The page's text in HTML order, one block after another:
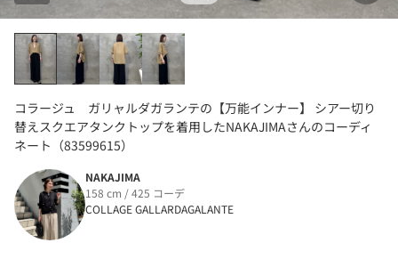
コラージュ ガリャルダガランテの【万能インナー】 シアー切り
替えスクエアタンクトップを着用したNAKAJIMAさんのコーディ
ネート（83599615）
NAKAJIMA
158 cm / 425 コーデ
COLLAGE GALLARDAGALANTE